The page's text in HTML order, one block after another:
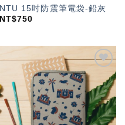
NTU 15吋防震筆電袋-鉛灰
NT$750
加入
「願
望輕
單」